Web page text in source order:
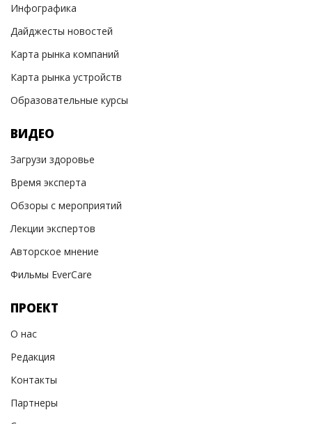
Инфографика
Дайджесты новостей
Карта рынка компаний
Карта рынка устройств
Образовательные курсы
ВИДЕО
Загрузи здоровье
Время эксперта
Обзоры с мероприятий
Лекции экспертов
Авторское мнение
Фильмы EverCare
ПРОЕКТ
О нас
Редакция
Контакты
Партнеры